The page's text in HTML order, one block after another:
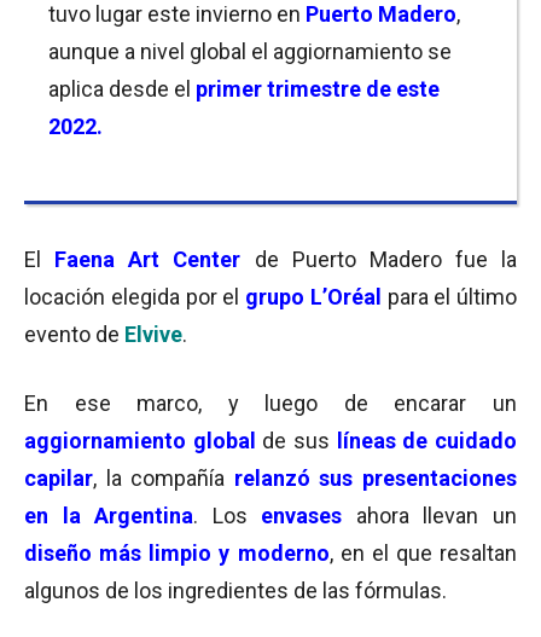
tuvo lugar este invierno en Puerto Madero,
aunque a nivel global el aggiornamiento se
aplica desde el primer trimestre de este
2022.
El Faena Art Center de Puerto Madero fue la
locación elegida por el grupo L’Oréal para el último
evento de Elvive.
En ese marco, y luego de encarar un
aggiornamiento global de sus
líneas de cuidado
capilar, la compañía relanzó sus presentaciones
en la Argentina. Los envases
ahora llevan un
diseño más limpio y moderno, en el que resaltan
algunos de los ingredientes de las fórmulas.